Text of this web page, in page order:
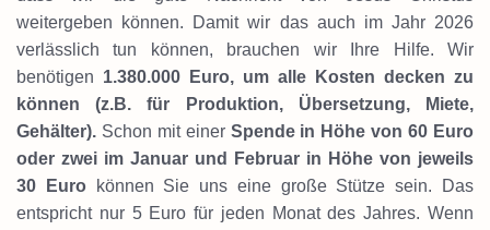
weitergeben können. Damit wir das auch im Jahr 2026
verlässlich tun können, brauchen wir Ihre Hilfe. Wir
benötigen 1.380.000 Euro, um alle Kosten decken zu
können (z.B. für Produktion, Übersetzung, Miete,
Gehälter). Schon mit einer Spende in Höhe von 60 Euro
oder zwei im Januar und Februar in Höhe von jeweils
30 Eurokönnen Sie uns eine große Stütze sein. Das
entspricht nur 5 Euro für jeden Monat des Jahres. Wenn